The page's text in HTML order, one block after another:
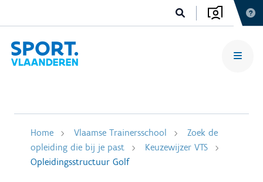
Home Vlaamse Trainersschool
Zoek de
opleiding die bij je past
Keuzewijzer VTS
Opleidingsstructuur Golf